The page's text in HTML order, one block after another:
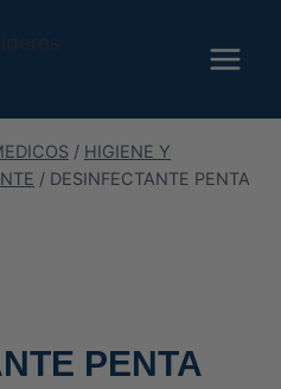
/ HIGIENE Y
/ DESINFECTANTE PENTA
PENTA